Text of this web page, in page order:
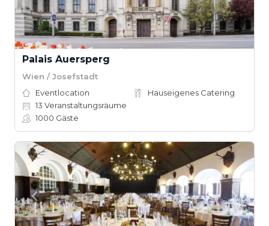
Palais Auersperg
Wien / Josefstadt
Eventlocation
Hauseigenes Catering
13 Veranstaltungsräume
1000 Gäste